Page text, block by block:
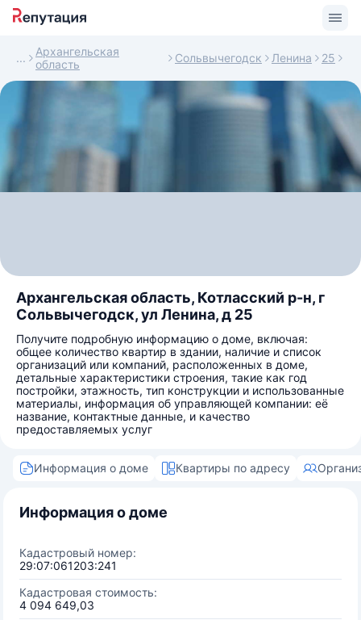
Архангельская
область
Сольвычегодск Ленина 25
Архангельская область, Котласский р-н, г
Сольвычегодск, ул Ленина, д 25
Получите подробную информацию о доме, включая:
общее количество квартир в здании, наличие и список
организаций или компаний, расположенных в доме,
детальные характеристики строения, такие как год
постройки, этажность, тип конструкции и использованные
материалы, информация об управляющей компании: её
название, контактные данные, и качество
предоставляемых услуг
Информация о доме Квартиры по адресу
Информация о доме
Кадастровый номер:
29:07:061203:241
Кадастровая стоимость:
4 094 649,03